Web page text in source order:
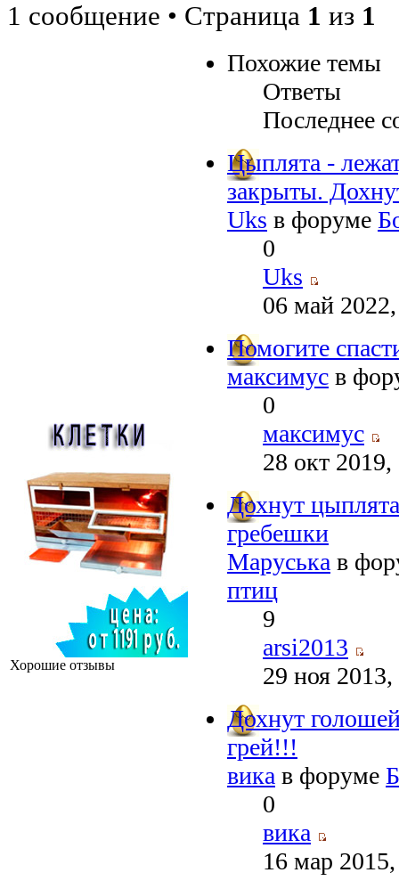
1 сообщение • Страница 1 из 1
Хорошие отзывы
Похожие темы
Ответы
Последнее
Цыплята -
закрыты.
Uks в форуме
0
Uks
06 май
Помогите
максимус в
0
максимус
28 окт
Дохнут
гребешки
Маруська в
птиц
9
arsi2013
29 ноя
Дохнут
грей!!!
вика в форуме
0
вика
16 мар